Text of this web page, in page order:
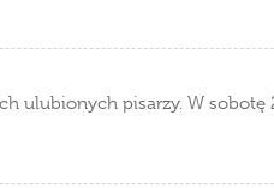
ulubionych pisarzy. W sobotę